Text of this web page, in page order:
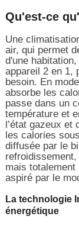
Qu'est-ce
Une
air, qui permet
d'une
appareil 2 en 1,
besoin. En
absorbe les
passe dans un
température et
l’état gazeux et
les calories
diffusée par le
mais
aspiré par le
La technologie
énergétique